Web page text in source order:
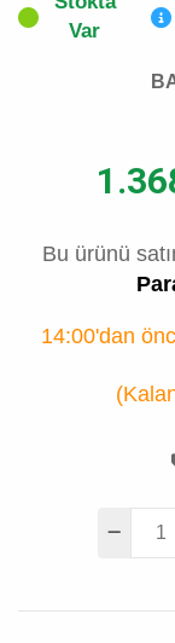
Var
Bu ürünü
14:00'dan